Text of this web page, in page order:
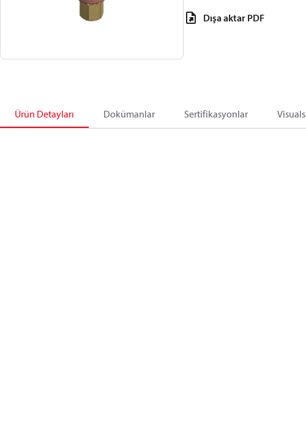
Dışa aktar PDF
Ürün Detayları Dokümanlar Sertifikasyonlar Visuals